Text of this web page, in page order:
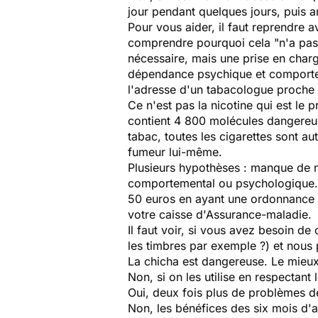
jour pendant quelques jours, puis
Pour vous aider, il faut reprendre
comprendre pourquoi cela "n'a
nécessaire, mais une prise en
dépendance psychique et
l'adresse d'un tabacologue
Ce n'est pas la nicotine qui est le
contient 4 800 molécules
tabac, toutes les cigarettes sont
fumeur lui-même.
Plusieurs hypothèses : manque
comportemental ou
50 euros en ayant une
votre caisse d'Assurance-maladie.
Il faut voir, si vous avez besoin
les timbres par exemple ?) et
La chicha est dangereuse. Le
Non, si on les utilise en
Oui, deux fois plus de problèmes
Non, les bénéfices des six mois